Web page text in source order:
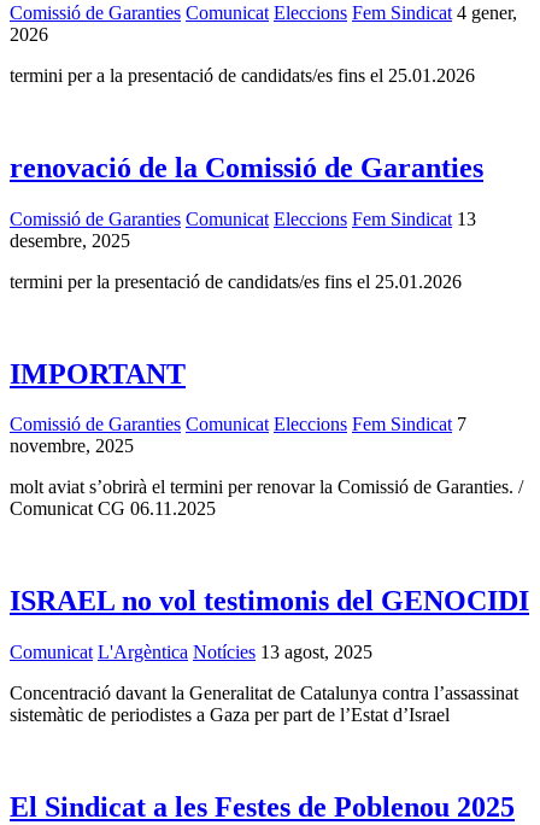
Comissió de Garanties Comunicat Eleccions Fem Sindicat 4 gener,
2026
termini per a la presentació de candidats/es fins el 25.01.2026
renovació de la Comissió de Garanties
Comissió de Garanties Comunicat Eleccions Fem Sindicat 13
desembre, 2025
termini per la presentació de candidats/es fins el 25.01.2026
IMPORTANT
Comissió de Garanties Comunicat Eleccions Fem Sindicat7
novembre, 2025
molt aviat s’obrirà el termini per renovar la Comissió de Garanties. /
Comunicat CG 06.11.2025
ISRAEL no vol testimonis del GENOCIDI
Comunicat L'Argèntica Notícies 13 agost, 2025
Concentració davant la Generalitat de Catalunya contra l’assassinat
sistemàtic de periodistes a Gaza per part de l’Estat d’Israel
El Sindicat a les Festes de Poblenou 2025